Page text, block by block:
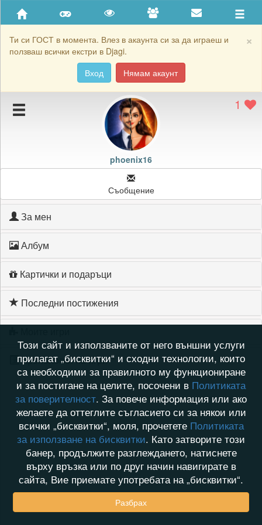
×
Ти си ГОСТ в момента. Влез в акаунта си за да играеш и
ползваш всички екстри в Djagi.
Вход
Нямам акаунт
Приятели
Хронология на игри
Подаръците на phoenix16
Картичките на phoenix16
1
phoenix16
Съобщение
За мен
Албум
Картички и подаръци
Последни постижения
Хронология на игри
Този сайт и използваните от него външни услуги
прилагат „бисквитки“ и сходни технологии, които
са необходими за правилното му функциониране
и за постигане на целите, посочени в Политиката
за поверителност. За повече информация или ако
желаете да оттеглите съгласието си за някои или
всички „бисквитки“, моля, прочетете Политиката
за използване на бисквитки. Като затворите този
банер, продължите разглеждането, натиснете
върху връзка или по друг начин навигирате в
сайта, Вие приемате употребата на „бисквитки“.
Разбрах